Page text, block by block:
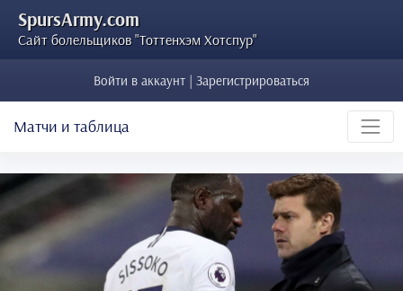
SpursArmy.com
Сайт болельщиков "Тоттенхэм Хотспур"
Войти в аккаунт | Зарегистрироваться
Матчи и таблица